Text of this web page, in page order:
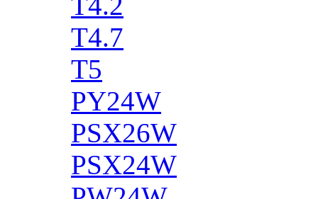
T4.7
T5
PY24W
PSX26W
PSX24W